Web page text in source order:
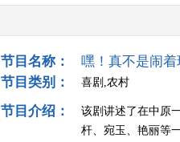
节目名称：
嘿！真不是闹着
节目类别：
喜剧,农村
节目介绍：
该剧讲述了在中原
杆、宛玉、艳丽等